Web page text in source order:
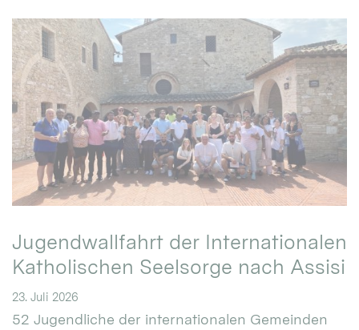
Jugendwallfahrt der Internationalen
Katholischen Seelsorge nach Assisi
23. Juli 2026
52 Jugendliche der internationalen Gemeinden